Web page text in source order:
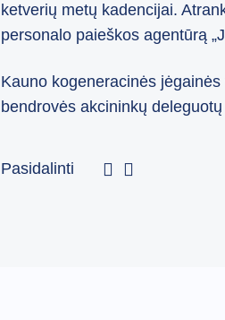
ketverių metų kadencijai.
personalo paieškos agentūrą
Kauno kogeneracinės
bendrovės akcininkų
Pasidalinti